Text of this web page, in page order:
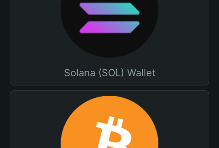
Solana (SOL) Wallet